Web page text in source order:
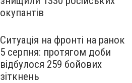
окупантів
Ситуація на фронті на ранок
5 серпня: протягом доби
відбулося 259 бойових
зіткнень